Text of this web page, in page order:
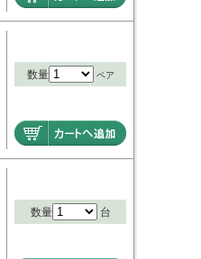
数量 ペア
数量 台